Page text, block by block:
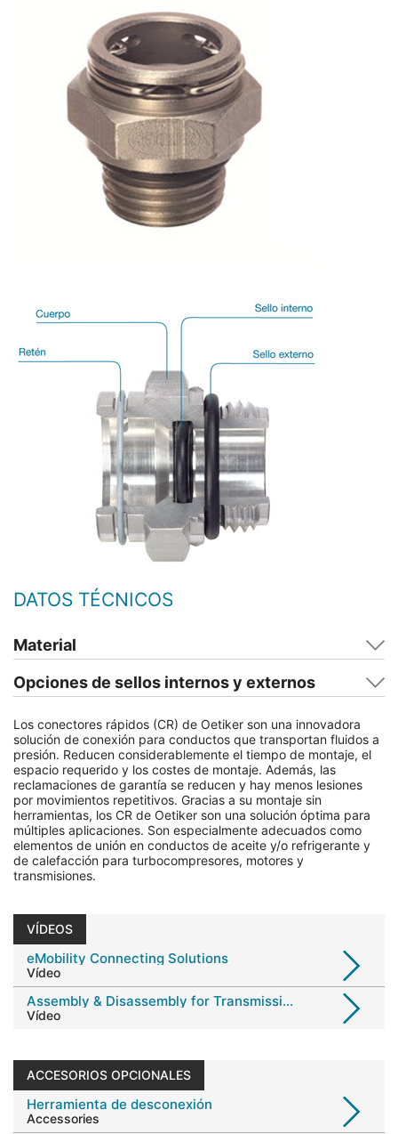
DATOS TÉCNICOS
Material
Opciones de sellos internos y externos
Los conectores rápidos (CR) de Oetiker son una innovadora
solución de conexión para conductos que transportan fluidos a
presión. Reducen considerablemente el tiempo de montaje, el
espacio requerido y los costes de montaje. Además, las
reclamaciones de garantía se reducen y hay menos lesiones
por movimientos repetitivos. Gracias a su montaje sin
herramientas, los CR de Oetiker son una solución óptima para
múltiples aplicaciones. Son especialmente adecuados como
elementos de unión en conductos de aceite y/o refrigerante y
de calefacción para turbocompresores, motores y
transmisiones.
VÍDEOS
eMobility Connecting Solutions
Vídeo
Assembly & Disassembly for Transmission Oil Cooling Lines
Vídeo
ACCESORIOS OPCIONALES
Herramienta de desconexión
Accessories